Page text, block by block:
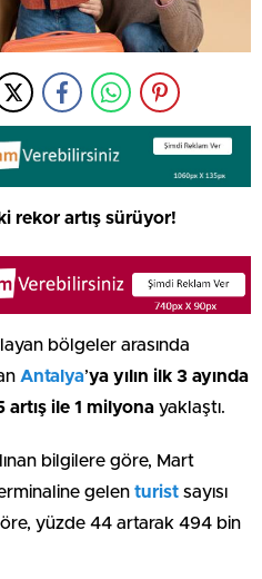
rekor artış sürüyor!
bölgeler arasında
Antalya’ya yılın ilk 3 ayında
artış ile 1 milyona yaklaştı.
bilgilere göre, Mart
gelen turist sayısı
yüzde 44 artarak 494 bin